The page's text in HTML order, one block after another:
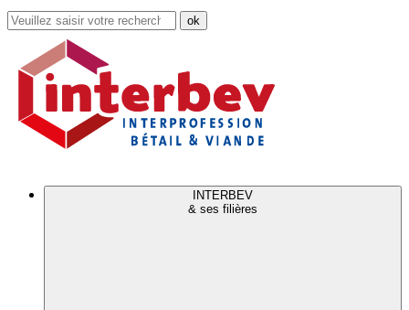
Rechercher
dans
site
INTERBEV
& ses filières